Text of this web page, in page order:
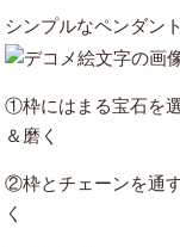
シンプルなペンダン
①枠にはまる宝石を
＆磨く
②枠とチェーンを通
く